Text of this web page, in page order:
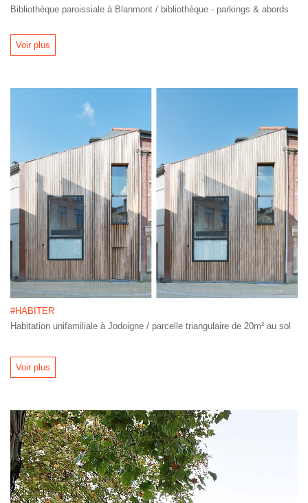
Bibliothèque paroissiale à Blanmont / bibliothèque - parkings & abords
Voir plus
#HABITER
Habitation unifamiliale à Jodoigne / parcelle triangulaire de 20m² au sol
Voir plus